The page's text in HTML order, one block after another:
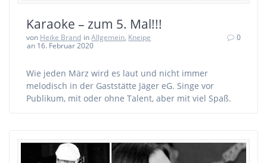
Karaoke – zum 5. Mal!!!
von Heike Brand inAllgemein, Kneipe
an 16. Februar 2020
0
Wie jeden März wird es laut und nicht immer
melodisch in der Gaststätte Jäger eG. Singe vor
Publikum, mit oder ohne Talent, aber mit viel Spaß.